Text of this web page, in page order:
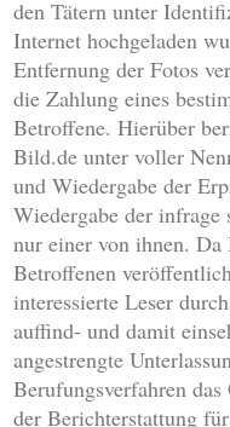
den Tätern unter
Internet hochgeladen
Entfernung der Fotos
die Zahlung eines
Betroffene. Hierüber
Bild.de unter voller
und Wiedergabe der
Wiedergabe der infrage
nur einer von ihnen.
Betroffenen
interessierte Leser
auffind- und damit
angestrengte
Berufungsverfahren
der Berichterstattung